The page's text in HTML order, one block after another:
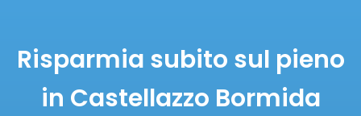
Risparmia subito sul pieno
in Castellazzo Bormida